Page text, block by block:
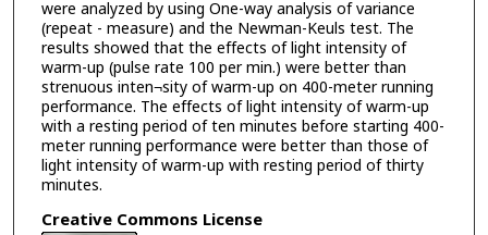
were analyzed by using One-way analysis of variance
(repeat - measure) and the Newman-Keuls test. The
results showed that the effects of light intensity of
warm-up (pulse rate 100 per min.) were better than
strenuous inten¬sity of warm-up on 400-meter running
performance. The effects of light intensity of warm-up
with a resting period of ten minutes before starting 400-
meter running performance were better than those of
light intensity of warm-up with resting period of thirty
minutes.
Creative Commons License